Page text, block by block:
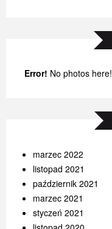
Error! No photos here!
marzec 2022
listopad 2021
październik 2021
marzec 2021
styczeń 2021